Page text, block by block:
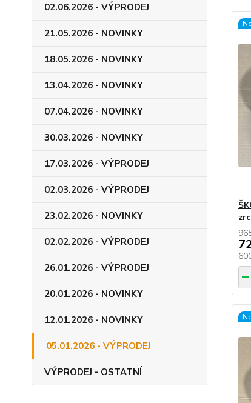
02.06.2026 - VÝPRODEJ
21.05.2026 - NOVINKY
18.05.2026 - NOVINKY
13.04.2026 - NOVINKY
07.04.2026 - NOVINKY
30.03.2026 - NOVINKY
17.03.2026 - VÝPRODEJ
02.03.2026 - VÝPRODEJ
23.02.2026 - NOVINKY
02.02.2026 - VÝPRODEJ
26.01.2026 - VÝPRODEJ
20.01.2026 - NOVINKY
12.01.2026 - NOVINKY
05.01.2026 - VÝPRODEJ
VÝPRODEJ - OSTATNÍ